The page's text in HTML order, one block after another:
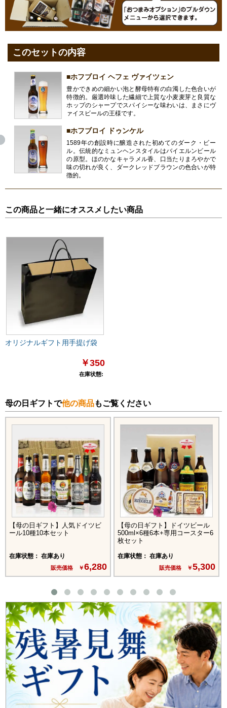
このセットの内容
■ホフブロイ ヘフェ ヴァイツェン
豊かできめの細かい泡と酵母特有の白濁した色合いが
特徴的。厳選吟味した繊細で上質な小麦麦芽と良質な
ホップのシャープでスパイシーな味わいは、まさにヴ
ァイスビールの王様です。
■ホフブロイ ドゥンケル
1589年の創設時に醸造された初めてのダーク・ビー
ル。伝統的なミュンヘンスタイルはバイエルンビール
の原型。ほのかなキャラメル香、口当たりまろやかで
味の切れが良く、ダークレッドブラウンの色合いが特
徴的。
この商品と一緒にオススメしたい商品
オリジナルギフト用手提げ袋
￥350
在庫状態:
母の日ギフトで他の商品もご覧ください
【母の日ギフト】人気ドイツビ
ール10種10本セット
在庫状態： 在庫あり
販売価格 ￥6,280
【母の日ギフト】ドイツビール
500ml×6種6本+専用コースター6
枚セット
在庫状態： 在庫あり
販売価格 ￥5,300